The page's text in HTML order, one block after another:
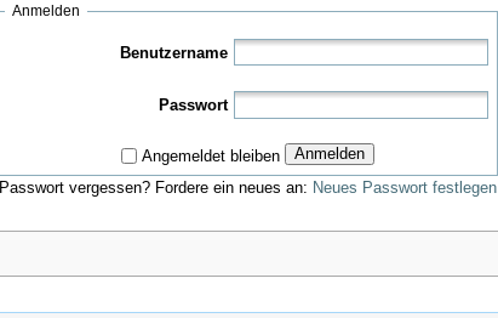
Anmelden
Benutzername
Passwort
Angemeldet bleiben
Anmelden
Passwort vergessen? Fordere ein neues an: Neues Passwort festlegen